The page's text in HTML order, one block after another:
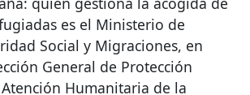
es el Ministerio de
Social y Migraciones, en
General de Protección
Humanitaria de la